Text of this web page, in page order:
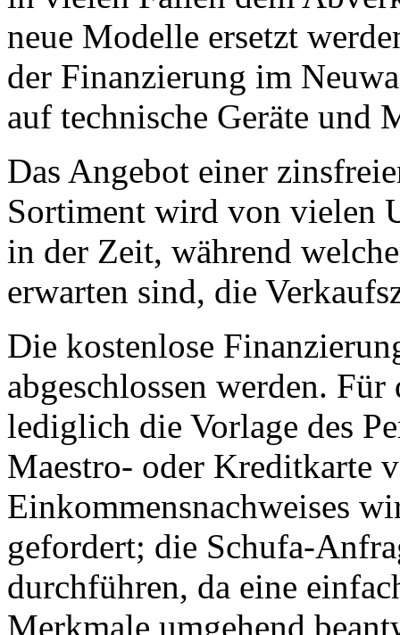
neue Modelle ersetzt
der Finanzierung im
auf technische Geräte und
Das Angebot einer
Sortiment wird von vielen
in der Zeit, während
erwarten sind, die
Die kostenlose
abgeschlossen werden.
lediglich die Vorlage des
Maestro- oder Kreditkarte
Einkommensnachweises
gefordert; die Schufa-
durchführen, da eine
Merkmale umgehend